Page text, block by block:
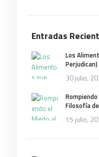
Entradas
Los
30 julio,
Filosofía
15 julio,